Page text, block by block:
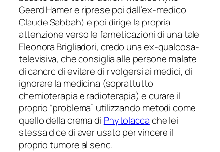
Geerd Hamer e riprese poi dall’ex-medico
Claude Sabbah) e poi dirige la propria
attenzione verso le farneticazioni di una tale
Eleonora Brigliadori, credo una ex-qualcosa-
televisiva, che consiglia alle persone malate
di cancro di evitare di rivolgersi ai medici, di
ignorare la medicina (soprattutto
chemioterapia e radioterapia) e curare il
proprio “problema” utilizzando metodi come
quello della crema di Phytolaccache lei
stessa dice di aver usato per vincere il
proprio tumore al seno.